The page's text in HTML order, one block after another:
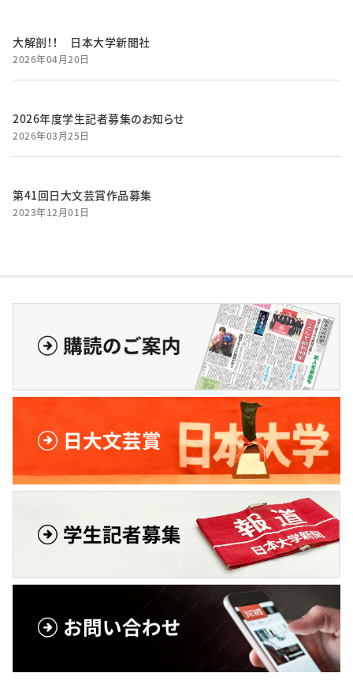
大解剖！！ 日本大学新聞社
2026年04月20日
2026年度学生記者募集のお知らせ
2026年03月25日
第41回日大文芸賞作品募集
2023年12月01日